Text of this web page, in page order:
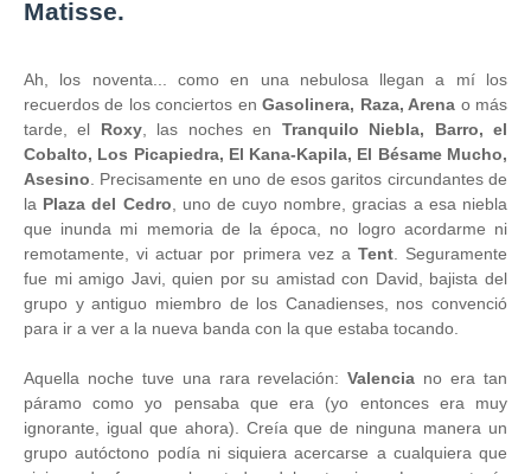
Matisse.
Ah, los noventa... como en una nebulosa llegan a mí los
recuerdos de los conciertos enGasolinera, Raza, Arena o más
tarde, el Roxy, las noches en Tranquilo Niebla, Barro, el
Cobalto, Los Picapiedra, El Kana-Kapila, El Bésame Mucho,
Asesino. Precisamente en uno de esos garitos circundantes de
la Plaza del Cedro, uno de cuyo nombre, gracias a esa niebla
que inunda mi memoria de la época, no logro acordarme ni
remotamente, vi actuar por primera vez a Tent. Seguramente
fue mi amigo Javi, quien por su amistad con David, bajista del
grupo y antiguo miembro de los Canadienses, nos convenció
para ir a ver a la nueva banda con la que estaba tocando.
Aquella noche tuve una rara revelación:Valencia no era tan
páramo como yo pensaba que era (yo entonces era muy
ignorante, igual que ahora). Creía que de ninguna manera un
grupo autóctono podía ni siquiera acercarse a cualquiera que